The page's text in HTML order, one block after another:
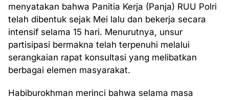
menyatakan bahwa Panitia Kerja (Panja) RUU Polri
telah dibentuk sejak Mei lalu dan bekerja secara
intensif selama 15 hari. Menurutnya, unsur
partisipasi bermakna telah terpenuhi melalui
serangkaian rapat konsultasi yang melibatkan
berbagai elemen masyarakat.
Habiburokhman merinci bahwa selama masa